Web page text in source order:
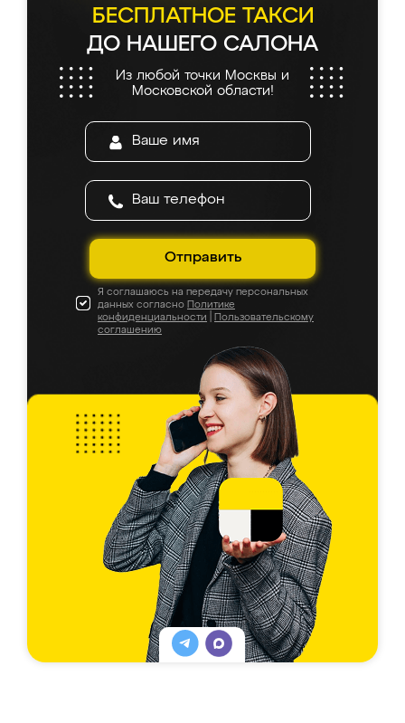
БЕСПЛАТНОЕ ТАКСИ
ДО НАШЕГО САЛОНА
Из любой точки Москвы и
Московской области!
Отправить
Я соглашаюсь на передачу персональных
данных согласно Политике
конфиденциальности
Пользовательскому
соглашению